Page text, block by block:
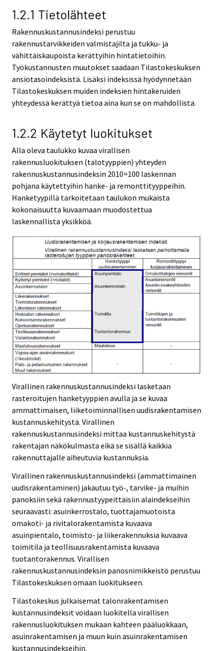
1.2.1 Tietolähteet
Rakennuskustannusindeksi perustuu
rakennustarvikkeiden valmistajilta ja tukku- ja
vähittäiskaupoista kerättyihin hintatietoihin.
Työkustannusten muutokset saadaan Tilastokeskuksen
ansiotasoindeksistä. Lisäksi indeksissä hyödynnetään
Tilastokeskuksen muiden indeksien hintakeruiden
yhteydessä kerättyä tietoa aina kun se on mahdollista.
1.2.2 Käytetyt luokitukset
Alla oleva taulukko kuvaa virallisen
rakennusluokituksen (talotyyppien) yhteyden
rakennuskustannusindeksin 2010=100 laskennan
pohjana käytettyihin hanke- ja remonttityyppeihin.
Hanketyypillä tarkoitetaan taulukon mukaista
kokonaisuutta kuvaamaan muodostettua
laskennallista yksikköä.
Virallinen rakennuskustannusindeksi lasketaan
rasteroitujen hanketyyppien avulla ja se kuvaa
ammattimaisen, liiketoiminnallisen uudisrakentamisen
kustannuskehitystä. Virallinen
rakennuskustannusindeksi mittaa kustannuskehitystä
rakentajan näkökulmasta eikä se sisällä kaikkia
rakennuttajalle aiheutuvia kustannuksia.
Virallinen rakennuskustannusindeksi (ammattimainen
uudisrakentaminen) jakautuu työ-, tarvike- ja muihin
panoksiin sekä rakennustyypeittäisiin alaindekseihin
seuraavasti: asuinkerrostalo, tuottajamuotoista
omakoti- ja rivitalorakentamista kuvaava
asuinpientalo, toimisto- ja liikerakennuksia kuvaava
toimitila ja teollisuusrakentamista kuvaava
tuotantorakennus. Virallisen
rakennuskustannusindeksin panosnimikkeistö perustuu
Tilastokeskuksen omaan luokitukseen.
Tilastokeskus julkaisemat talonrakentamisen
kustannusindeksit voidaan luokitella virallisen
rakennusluokituksen mukaan kahteen pääluokkaan,
asuinrakentamisen ja muun kuin asuinrakentamisen
kustannusindekseihin.